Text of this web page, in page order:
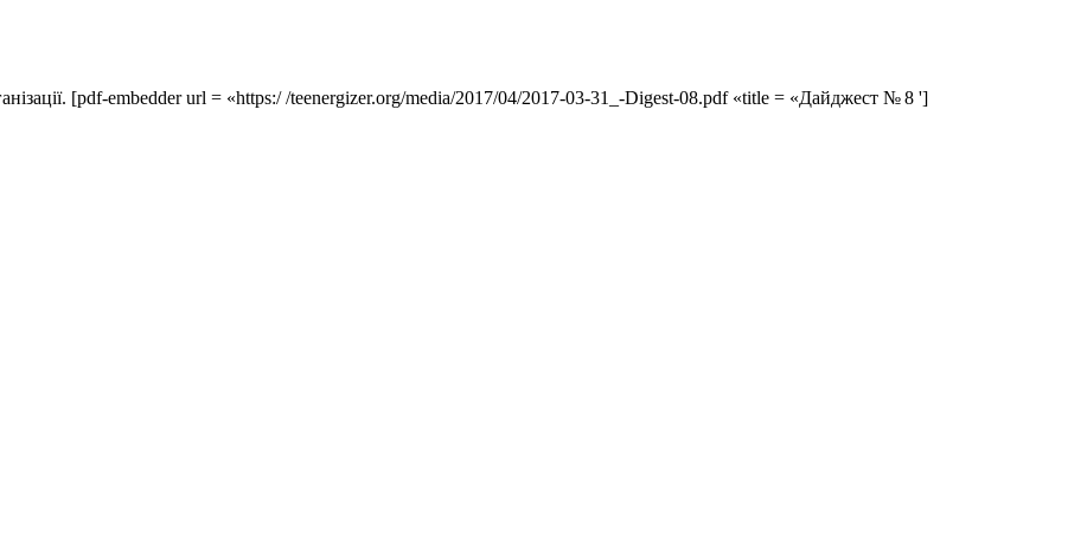
[pdf-embedder url = «https:/ /teenergizer.org/media/2017/04/2017-03-31_-Digest-08.pdf «title = «Дайджест № 8 ']